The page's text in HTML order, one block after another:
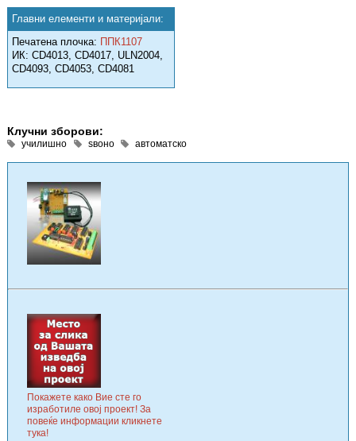
Главни елементи и материјали:
Печатена плочка: ППК1107
ИК: CD4013, CD4017, ULN2004,
CD4093, CD4053, CD4081
Клучни зборови:
училишно ѕвоно автоматско
Покажете како Вие сте го
изработиле овој проект! За
повеќе информации кликнете
тука!